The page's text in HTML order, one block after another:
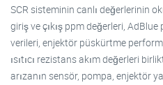
SCR sisteminin canlı değerlerinin
giriş ve çıkış ppm değerleri,
verileri, enjektör püskürtme
ısıtıcı rezistans akım değerleri
arızanın sensör, pompa, enjektör